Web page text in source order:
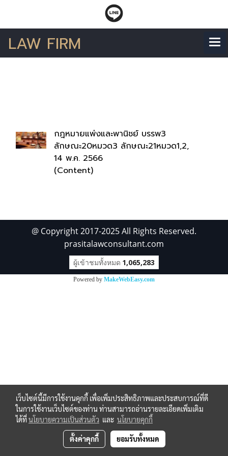
LAW FIRM
กฎหมายแพ่งและพานิชย์ บรรพ3
ลักษณะ20หมวด3 ลักษณะ21หมวด1,2,
14 พ.ค. 2566
(Content)
@ Copyright 2017-2025 All Rights Reserved.
prasitalawconsultant.com
ผู้เข้าชมทั้งหมด 1,065,283
Powered by MakeWebEasy.com
เว็บไซต์นี้มีการใช้งานคุกกี้ เพื่อเพิ่มประสิทธิภาพและประสบการณ์ที่ดี
ในการใช้งานเว็บไซต์ของท่าน ท่านสามารถอ่านรายละเอียดเพิ่มเติม
ได้ที่นโยบายความเป็นส่วนตัว และ นโยบายคุกกี้
ตั้งค่าคุกกี้ ยอมรับทั้งหมด